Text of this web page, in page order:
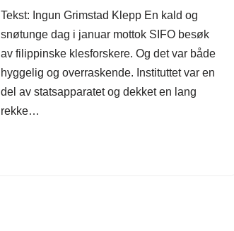
Tekst: Ingun Grimstad Klepp En kald og
snøtunge dag i januar mottok SIFO besøk
av filippinske klesforskere. Og det var både
hyggelig og overraskende. Instituttet var en
del av statsapparatet og dekket en lang
rekke…